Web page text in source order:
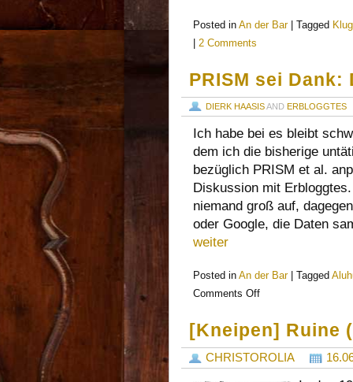
Posted in An der Bar Tagged
2 Comments
PRISM sei
DIERK HAASISANDERBLOGGTES
Ich habe bei es bleibt
dem ich die bisherige
bezüglich PRISM et al.
Diskussion mit
niemand groß auf,
oder Google, die Daten
weiter
Posted in An der Bar Tagged
Comments Off
[Kneipen] Ruine
CHRISTOROLIA